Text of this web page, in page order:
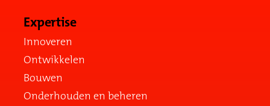
Expertise
Innoveren
Ontwikkelen
Bouwen
Onderhouden en beheren